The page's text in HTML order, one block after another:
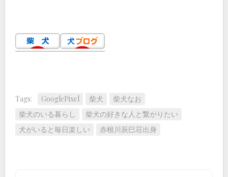
Tags: GooglePixel 柴犬
柴犬なお
柴犬のいる暮らし
柴犬の好きな人と繋がりたい
犬がいると毎日楽しい
赤根川辰巳荘出身